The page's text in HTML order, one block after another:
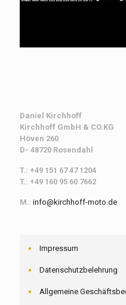
Daniel Kirchhoff
Kirchhoff GmbH & CO.KG
Höven 260
D- 48720 Rosendahl
T.: +49 151 67 47 1204
T.: +49 160 95 60 7662
M.: info@kirchhoff-moto.de
Impressum
Datenschutzbelehrung
Allgemeine